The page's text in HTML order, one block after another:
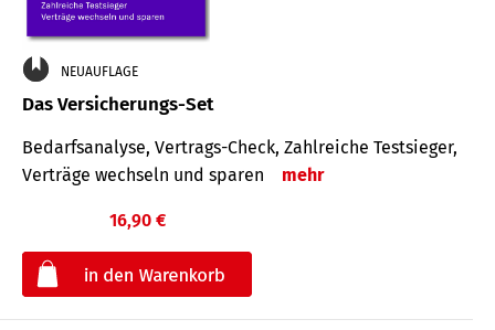
NEUAUFLAGE
Das Versicherungs-Set
Bedarfsanalyse, Vertrags-Check, Zahlreiche Testsieger,
Verträge wechseln und sparen
mehr
16,90 €